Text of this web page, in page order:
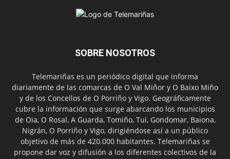
SOBRE NOSOTROS
Telemariñas es un periódico digital que informa
diariamente de las comarcas de O Val Miñor y O Baixo Miño
y de los Concellos de O Porriño y Vigo. Geográficamente
cubre la información que surge abarcando los municipios
de Oia, O Rosal, A Guarda, Tomiño, Tui, Gondomar, Baiona,
Nigrán, O Porriño y Vigo, dirigiéndose así a un público
objetivo de más de 420.000 habitantes. Telemariñas se
propone dar voz y difusión a los diferentes colectivos de la